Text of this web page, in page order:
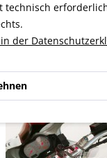
vom Hersteller
auch Kunden
technisch
der